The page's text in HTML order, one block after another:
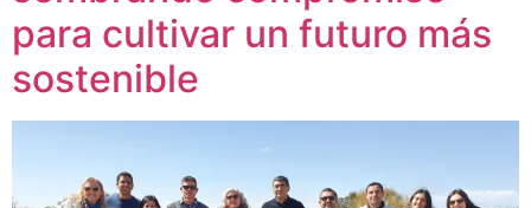
para cultivar un futuro más
sostenible